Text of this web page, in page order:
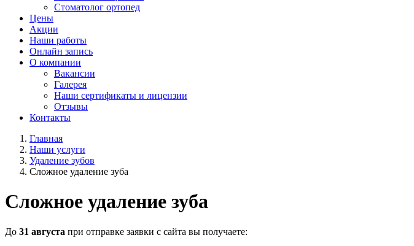
Стоматолог ортопед
Цены
Акции
Наши работы
Онлайн запись
О компании
Вакансии
Галерея
Наши сертификаты и лицензии
Отзывы
Контакты
Главная
Наши услуги
Удаление зубов
Сложное удаление зуба
Сложное удаление зуба
До 31 августа при отправке заявки с сайта вы получаете: